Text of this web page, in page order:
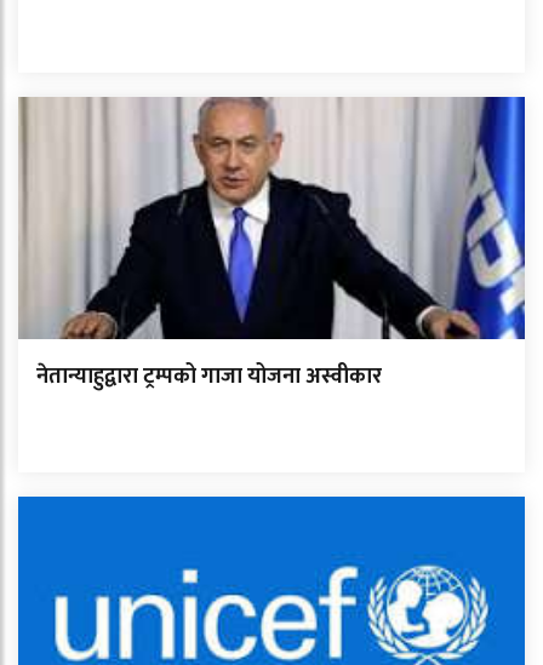
नेतान्याहुद्वारा ट्रम्पको गाजा योजना अस्वीकार